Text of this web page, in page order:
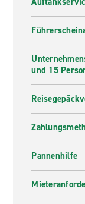
und 15
Pannenhilfe